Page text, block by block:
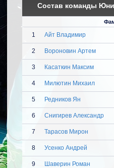
Состав команды
1 Айт Владимир
2 Вороновин Артем
3 Касаткин Максим
4 Милютин Михаил
5 Редников Ян
6 Снигирев Александр
7 Тарасов Мирон
8 Усенко Андрей
9 Шаверин Роман